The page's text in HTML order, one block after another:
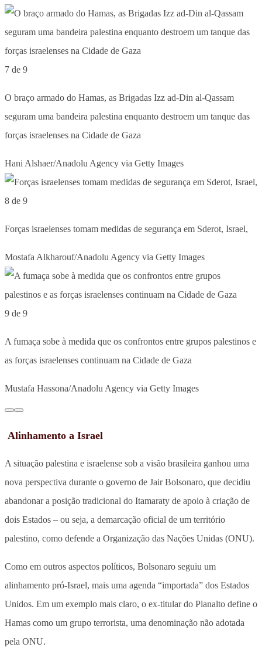
7 de 9
O braço armado do Hamas, as Brigadas Izz ad-Din al-Qassam
seguram uma bandeira palestina enquanto destroem um tanque das
forças israelenses na Cidade de Gaza
Hani Alshaer/Anadolu Agency via Getty Images
8 de 9
Forças israelenses tomam medidas de segurança em Sderot, Israel,
Mostafa Alkharouf/Anadolu Agency via Getty Images
9 de 9
A fumaça sobe à medida que os confrontos entre grupos palestinos e
as forças israelenses continuam na Cidade de Gaza
Mustafa Hassona/Anadolu Agency via Getty Images
Alinhamento a Israel
A situação palestina e israelense sob a visão brasileira ganhou uma
nova perspectiva durante o governo de Jair Bolsonaro, que decidiu
abandonar a posição tradicional do Itamaraty de apoio à criação de
dois Estados – ou seja, a demarcação oficial de um território
palestino, como defende a Organização das Nações Unidas (ONU).
Como em outros aspectos políticos, Bolsonaro seguiu um
alinhamento pró-Israel, mais uma agenda “importada” dos Estados
Unidos. Em um exemplo mais claro, o ex-titular do Planalto define o
Hamas como um grupo terrorista, uma denominação não adotada
pela ONU.